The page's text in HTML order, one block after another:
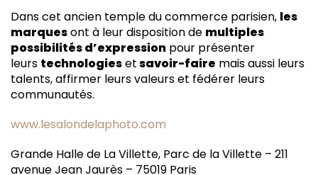
Dans cet ancien temple du commerce parisien, les
marquesont à leur disposition de multiples
possibilités d’expression pour présenter
leurs technologiesetsavoir-faire mais aussi leurs
talents, affirmer leurs valeurs et fédérer leurs
communautés.
www.lesalondelaphoto.com
Grande Halle de La Villette, Parc de la Villette – 211
avenue Jean Jaurès – 75019 Paris